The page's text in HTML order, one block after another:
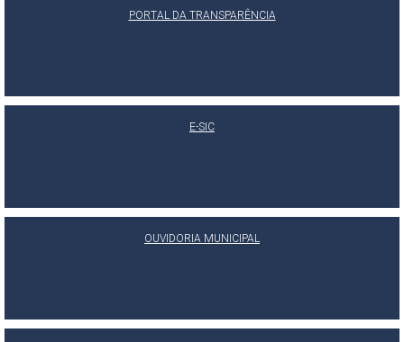
PORTAL DA TRANSPARÊNCIA
E-SIC
OUVIDORIA MUNICIPAL